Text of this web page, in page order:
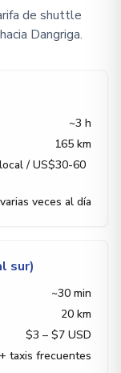
de shuttle
Dangriga.
~3 h
165 km
/ US$30-60
veces al día
sur)
~30 min
20 km
$3 – $7 USD
taxis frecuentes